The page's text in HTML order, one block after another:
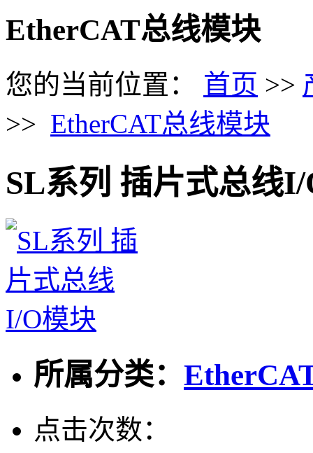
EtherCAT总线模块
您的当前位置： 首页 >>
>> EtherCAT总线模块
SL系列 插片式总线
所属分类：
点击次数：